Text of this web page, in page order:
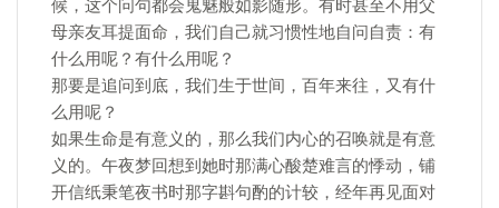
候，这个问句都会鬼魅般如影随形。有时甚至不用父
母亲友耳提面命，我们自己就习惯性地自问自责：有
什么用呢？有什么用呢？
那要是追问到底，我们生于世间，百年来往，又有什
么用呢？
如果生命是有意义的，那么我们内心的召唤就是有意
义的。午夜梦回想到她时那满心酸楚难言的悸动，铺
开信纸秉笔夜书时那字斟句酌的计较，经年再见面对